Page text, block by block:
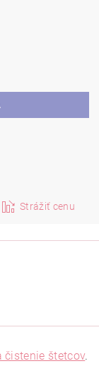
Strážiť cenu
čistenie štetcov.